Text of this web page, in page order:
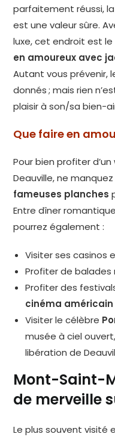
parfaitement réussi,
est une valeur sûre.
luxe, cet endroit est
en amoureux avec
Autant vous prévenir,
donnés ; mais rien
plaisir à son/sa bien-
Que faire en
Pour bien profiter
Deauville, ne manquez
fameuses planches
Entre dîner
pourrez également :
Visiter ses casinos
Profiter de balades
Profiter des
cinéma américain
Visiter le célèbre
musée à ciel
libération de
Mont-Saint-
de merveille
Le plus souvent visité